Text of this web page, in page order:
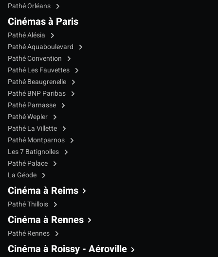
Pathé Orléans
Cinémas à Paris
Pathé Alésia
Pathé Aquaboulevard
Pathé Convention
Pathé Les Fauvettes
Pathé Beaugrenelle
Pathé BNP Paribas
Pathé Parnasse
Pathé Wepler
Pathé La Villette
Pathé Montparnos
Les 7 Batignolles
Pathé Palace
La Géode
Cinéma à Reims
Pathé Thillois
Cinéma à Rennes
Pathé Rennes
Cinéma à Roissy - Aéroville